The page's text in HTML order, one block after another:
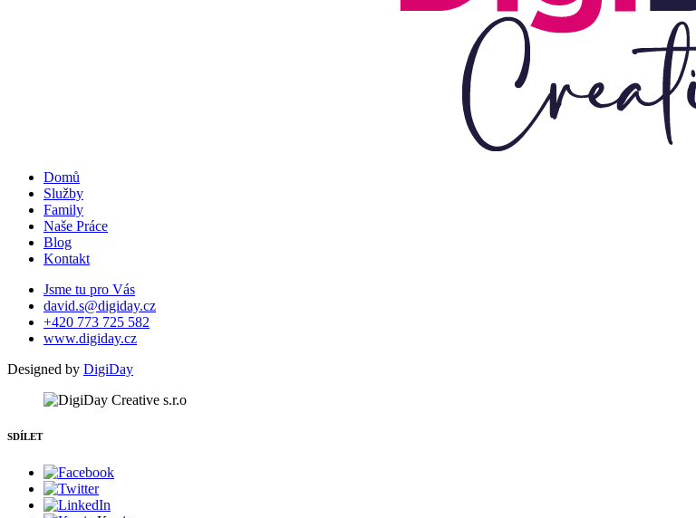
Domů
Služby
Family
Naše Práce
Blog
Kontakt
Jsme tu pro Vás
david.s@digiday.cz
+420 773 725 582
www.digiday.cz
Designed by DigiDay
SDÍLET